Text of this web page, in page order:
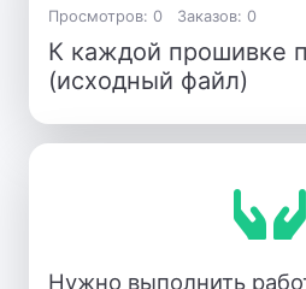
Просмотров: 0 Заказов: 0
К каждой прошивке
(исходный файл)
Нужно выполнить